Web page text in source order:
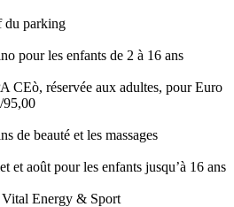
du parking
pour les enfants de 2 à 16 ans
CEò, réservée aux adultes, pour Euro
95,00
de beauté et les massages
et août pour les enfants jusqu’à 16 ans
Vital Energy & Sport